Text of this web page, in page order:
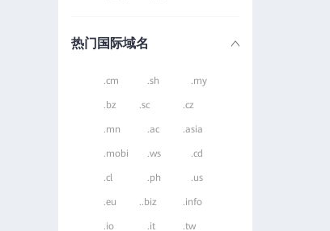
热门国际域名
.cm .sh .my
.bz .sc .cz
.mn .ac .asia
.mobi .ws .cd
.cl .ph .us
.eu ..biz .info
.io .it .tw